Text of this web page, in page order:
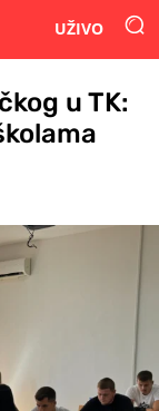
UŽIVO
u TK: